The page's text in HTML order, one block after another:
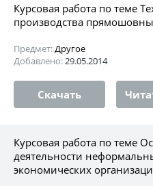
Курсовая работа по теме
производства
Предмет:Другое
Добавлено:29.05.2014
Скачать
Курсовая работа по теме
деятельности
экономических